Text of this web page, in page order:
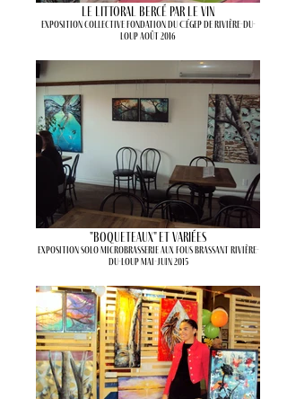
Le littoral bercé par le vin
Exposition collective Fondation du Cégep de Rivière-du-
Loup Août 2016
"Boqueteaux" et variées
Exposition solo Microbrasserie Aux Fous Brassant Rivière-
du-Loup Mai-juin 2015